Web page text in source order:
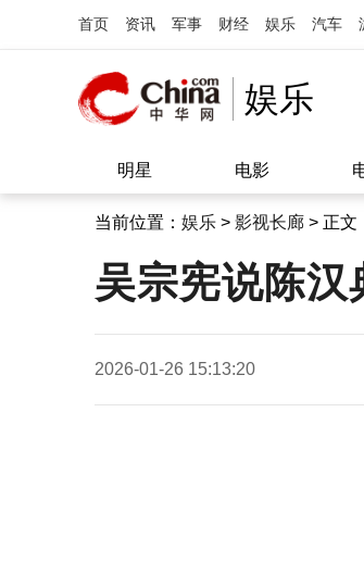
首页 资讯 军事 财经 娱乐 汽车
娱乐
明星 电影
当前位置： 娱乐 > 影视长廊 > 正文
吴宗宪说陈
2026-01-26 15:13:20